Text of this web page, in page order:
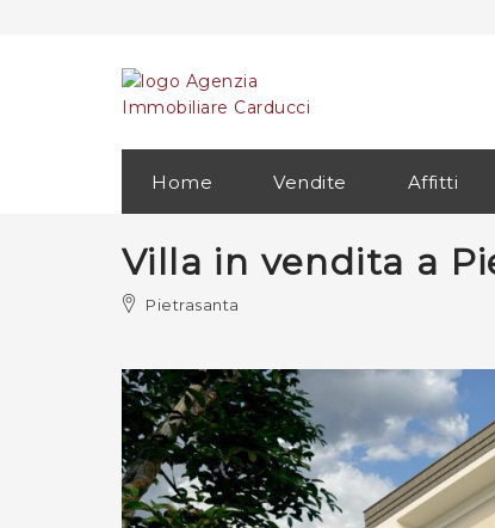
Home Vendite Affitti
Villa in vendita a
Pietrasanta